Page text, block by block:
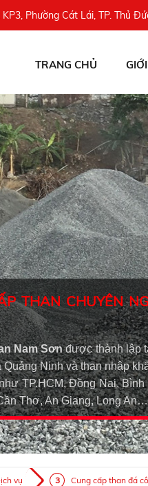
Phường Cát Lái, TP. Thủ
TRANG CHỦ
THAN CHUYÊN
Nam Sơnđược thành lập
Quảng Ninh và than nhập
TP.HCM, Đồng Nai,
Thơ, An Giang, Long An…
vụ Cung cấp than đá